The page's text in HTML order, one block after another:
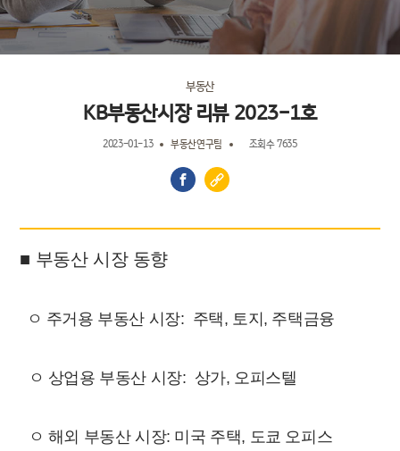
부동산
KB부동산시장 리뷰 2023-1호
2023-01-13 부동산연구팀 조회수 7635
■ 부동산 시장 동향
ㅇ 주거용 부동산 시장: 주택, 토지, 주택금융
ㅇ 상업용 부동산 시장: 상가, 오피스텔
ㅇ 해외 부동산 시장: 미국 주택, 도쿄 오피스